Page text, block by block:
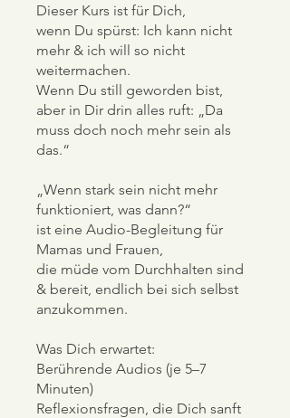
Dieser Kurs ist für Dich,
wenn Du spürst: Ich kann nicht
mehr & ich will so nicht
weitermachen.
Wenn Du still geworden bist,
aber in Dir drin alles ruft: „Da
muss doch noch mehr sein als
das.“
„Wenn stark sein nicht mehr
funktioniert, was dann?“
ist eine Audio-Begleitung für
Mamas und Frauen,
die müde vom Durchhalten sind
& bereit, endlich bei sich selbst
anzukommen.
Was Dich erwartet:
Berührende Audios (je 5–7
Minuten)
Reflexionsfragen, die Dich sanft